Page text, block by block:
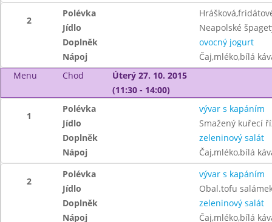
2
Polévka
Jídlo
Neapolské
Doplněk
ovocný jogurt
Nápoj
Čaj,mléko,bílá
Menu
Chod
Úterý 27. 10. 2015
(11:30 - 14:00)
1
Polévka
vývar s kapáním
Jídlo
Smažený kuřecí
Doplněk
zeleninový salát
Nápoj
Čaj,mléko,bílá
2
Polévka
vývar s kapáním
Jídlo
Obal.tofu
Doplněk
zeleninový salát
Nápoj
Čaj,mléko,bílá